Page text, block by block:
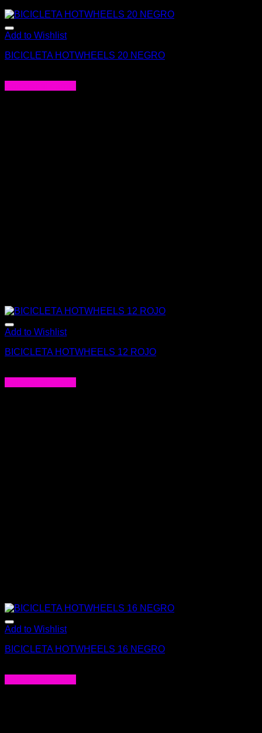
Add to Wishlist
BICICLETA HOTWHEELS 20 NEGRO
Add to Wishlist
BICICLETA HOTWHEELS 12 ROJO
Add to Wishlist
BICICLETA HOTWHEELS 16 NEGRO